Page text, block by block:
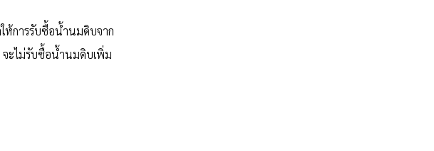
ห้การรับซื้อน้ำนมดิบจาก
ะไม่รับซื้อน้ำนมดิบเพิ่ม